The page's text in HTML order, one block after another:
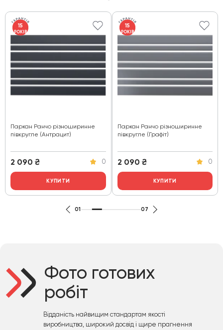
15
РОКІВ
Паркан Ранчо різноширинне
півкругле (Антрацит)
2 090 ₴ 0
КУПИТИ
15
РОКІВ
Паркан Ранчо різноширинне
півкругле (Графіт)
2 090 ₴ 0
КУПИТИ
01 07
Фото готових
робіт
Відданість найвищим стандартам якості
виробництва, широкий досвід і щире прагнення